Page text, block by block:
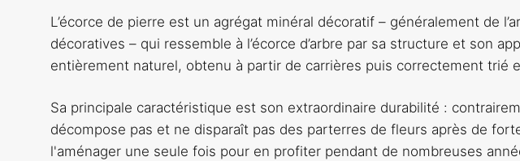
L’écorce de pierre est un agrégat minéral décoratif – généralement de
décoratives – qui ressemble à l’écorce d’arbre par sa structure et son
entièrement naturel, obtenu à partir de carrières puis correctement trié
Sa principale caractéristique est son extraordinaire durabilité :
décompose pas et ne disparaît pas des parterres de fleurs après de
l'aménager une seule fois pour en profiter pendant de nombreuses